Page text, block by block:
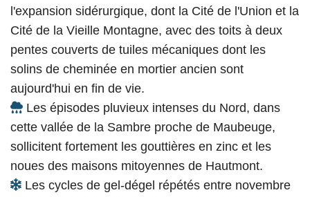
l'expansion sidérurgique, dont la Cité de l'Union et la
Cité de la Vieille Montagne, avec des toits à deux
pentes couverts de tuiles mécaniques dont les
solins de cheminée en mortier ancien sont
aujourd'hui en fin de vie.
Les épisodes pluvieux intenses du Nord, dans
cette vallée de la Sambre proche de Maubeuge,
sollicitent fortement les gouttières en zinc et les
noues des maisons mitoyennes de Hautmont.
Les cycles de gel-dégel répétés entre novembre